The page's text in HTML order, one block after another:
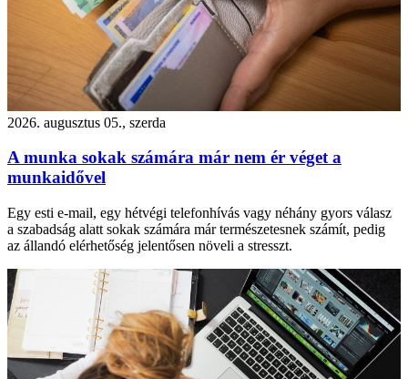
2026. augusztus 05., szerda
A munka sokak számára már nem ér véget a
munkaidővel
Egy esti e-mail, egy hétvégi telefonhívás vagy néhány gyors válasz
a szabadság alatt sokak számára már természetesnek számít, pedig
az állandó elérhetőség jelentősen növeli a stresszt.